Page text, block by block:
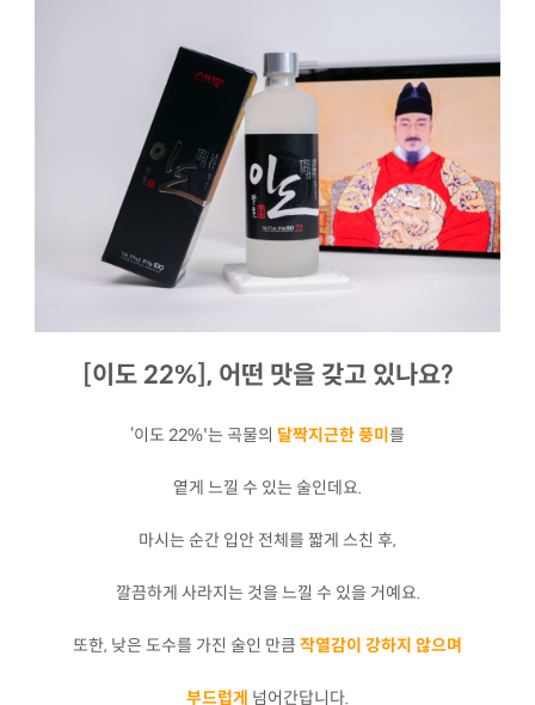
[이도 22%], 어떤 맛을 갖고 있나요?
‘이도 22%'는 곡물의 달짝지근한 풍미를
옅게 느낄 수 있는 술인데요.
마시는 순간 입안 전체를 짧게 스친 후,
깔끔하게 사라지는 것을 느낄 수 있을 거예요.
또한, 낮은 도수를 가진 술인 만큼 작열감이 강하지 않으며
부드럽게 넘어간답니다.